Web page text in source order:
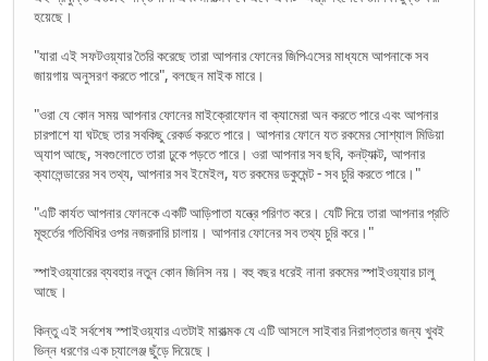
হয়েছে।
"যারা এই সফটওয়্যার তৈরি করেছে তারা আপনার ফোনের জিপিএসের মাধ্যমে আপনাকে সব
জায়গায় অনুসরণ করতে পারে", বলছেন মাইক মারে।
"ওরা যে কোন সময় আপনার ফোনের মাইক্রোফোন বা ক্যামেরা অন করতে পারে এবং আপনার
চারপাশে যা ঘটছে তার সবকিছু রেকর্ড করতে পারে। আপনার ফোনে যত রকমের সোশ্যাল মিডিয়া
অ্যাপ আছে, সবগুলোতে তারা ঢুকে পড়তে পারে। ওরা আপনার সব ছবি, কনট্যাক্ট, আপনার
ক্যালেন্ডারের সব তথ্য, আপনার সব ইমেইল, যত রকমের ডকুমেন্ট - সব চুরি করতে পারে।"
"এটি কার্যত আপনার ফোনকে একটি আড়িপাতা যন্ত্রে পরিণত করে। যেটি দিয়ে তারা আপনার প্রতি
মূহুর্তের গতিবিধির ওপর নজরদারি চালায়। আপনার ফোনের সব তথ্য চুরি করে।"
স্পাইওয়্যারের ব্যবহার নতুন কোন জিনিস নয়। বহু বছর ধরেই নানা রকমের স্পাইওয়্যার চালু
আছে।
কিন্তু এই সর্বশেষ স্পাইওয়্যার এতটাই মারাত্মক যে এটি আসলে সাইবার নিরাপত্তার জন্য খুবই
ভিন্ন ধরণের এক চ্যালেঞ্জ ছুঁড়ে দিয়েছে।